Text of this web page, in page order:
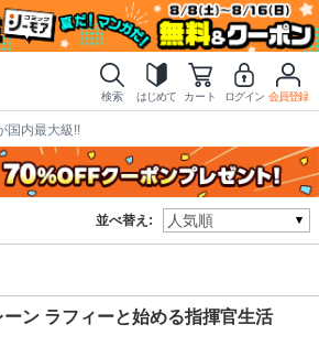
検索 はじめて カート ログイン 会員登録
国内最大級!!
並べ替え:
ーン ラフィーと始める指揮官生活